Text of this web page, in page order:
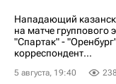
Кубок России по
Нападающий
на матче группового
"Спартак" -
корреспондент...
5 августа, 19:40 238